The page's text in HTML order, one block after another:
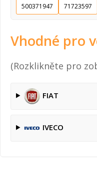
500371947
71723597
Vhodné pro
(Rozklikněte pro
FIAT
IVECO